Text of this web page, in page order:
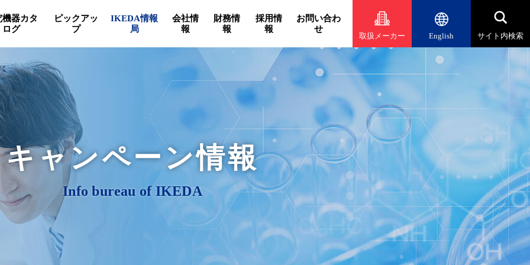
機器カタ
ログ
ピックアッ
プ
IKEDA情報
局
会社情
報
財務情
報
採用情
報
お問い合わ
せ
取扱メーカー English サイト内検索
キャンペーン情報